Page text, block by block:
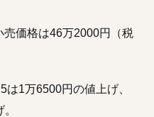
価格は46万2000円（税
1万6500円の値上げ、